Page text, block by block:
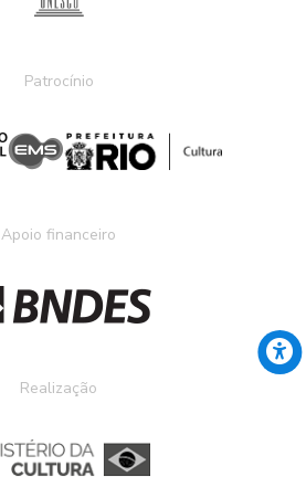
Patrocínio
Apoio financeiro
Realização